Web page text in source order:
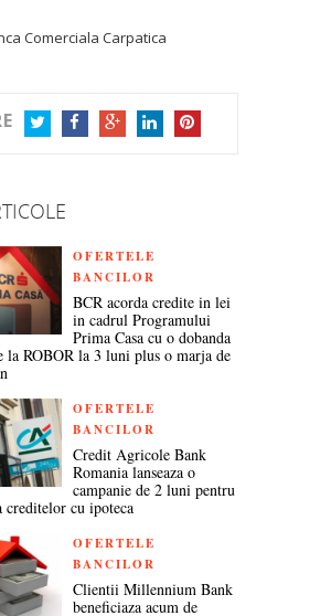
Comerciala Carpatica
OFERTELE
BANCILOR
BCR acorda credite in lei
in cadrul Programului
Prima Casa cu o dobanda
la ROBOR la 3 luni plus o marja de
OFERTELE
BANCILOR
Credit Agricole Bank
Romania lanseaza o
campanie de 2 luni pentru
creditelor cu ipoteca
OFERTELE
BANCILOR
Clientii Millennium Bank
beneficiaza acum de